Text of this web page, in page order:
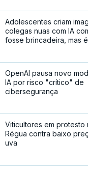
Adolescentes criam
colegas nuas com IA
fosse brincadeira, mas
OpenAI pausa novo
IA por risco "crítico" de
cibersegurança
Viticultores em protesto
Régua contra baixo
uva